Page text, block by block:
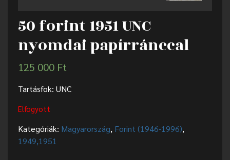
50 forint 1951 UNC
nyomdai papírránccal
125 000 Ft
Tartásfok: UNC
Elfogyott
Kategóriák: Magyarország, Forint (1946-1996),
1949,1951